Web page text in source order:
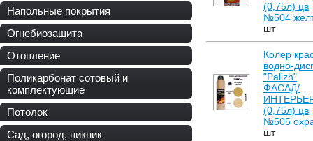
Напольные покрытия
Огнебиозащита
Отопление
Поликарбонат сотовый и
комплектующие
Потолок
Сад, огород, пикник
(0,75л) цв
№504
шт
Колер
водно-
"Palizh"
ФАСАД/
(0,75л) цв
№505
шт